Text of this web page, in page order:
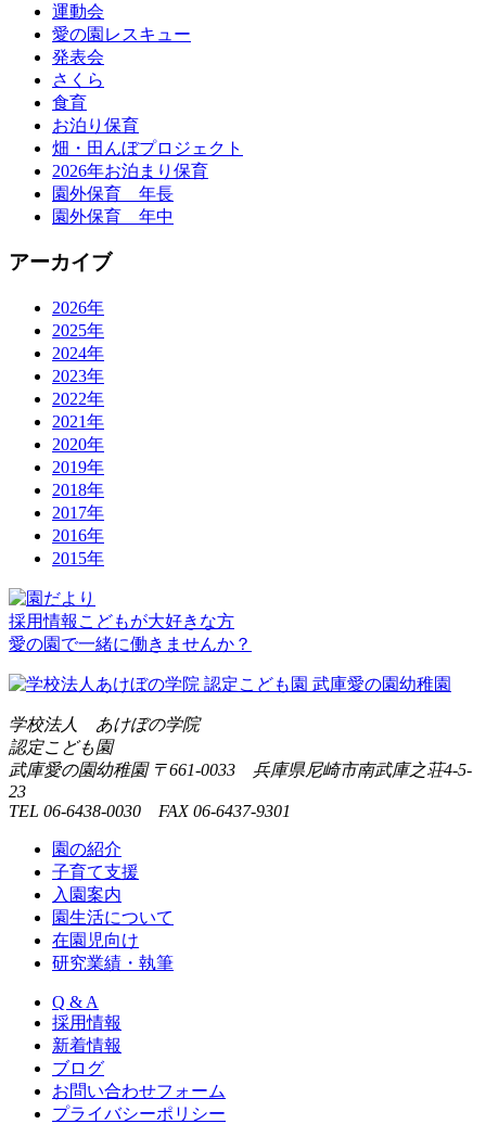
運動会
愛の園レスキュー
発表会
さくら
食育
お泊り保育
畑・田んぼプロジェクト
2026年お泊まり保育
園外保育 年長
園外保育 年中
アーカイブ
2026年
2025年
2024年
2023年
2022年
2021年
2020年
2019年
2018年
2017年
2016年
2015年
採用情報 こどもが大好きな方
愛の園で一緒に働きませんか？
学校法人 あけぼの学院
認定こども園
武庫愛の園幼稚園 〒661-0033 兵庫県尼崎市南武庫之荘4-5-
23
TEL 06-6438-0030 FAX 06-6437-9301
園の紹介
子育て支援
入園案内
園生活について
在園児向け
研究業績・執筆
Q & A
採用情報
新着情報
ブログ
お問い合わせフォーム
プライバシーポリシー